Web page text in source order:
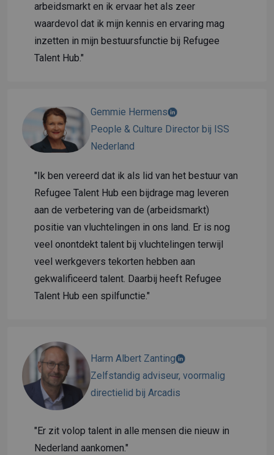
arbeidsmarkt en ik ervaar het als zeer
waardevol dat ik mijn kennis en ervaring mag
inzetten in mijn bestuursfunctie bij Refugee
Talent Hub."
Gemmie Hermens
People & Culture Director bij ISS
Nederland
"Ik ben vereerd dat ik als lid van het bestuur van
Refugee Talent Hub een bijdrage mag leveren
aan de verbetering van de (arbeidsmarkt)
positie van vluchtelingen in ons land. Er is nog
veel onontdekt talent bij vluchtelingen terwijl
veel werkgevers tekorten hebben aan
gekwalificeerd talent. Daarbij heeft Refugee
Talent Hub een spilfunctie."
Harm Albert Zanting
Zelfstandig adviseur, voormalig
directielid bij Arcadis
"Er zit volop talent in alle mensen die nieuw in
Nederland aankomen."